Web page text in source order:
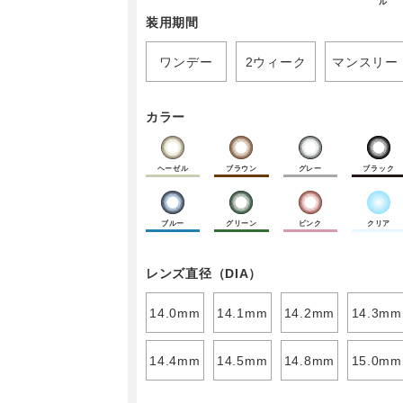
ル
装用期間
ワンデー 2ウィーク マンスリー
カラー
ヘーゼル ブラウン グレー ブラック
ブルー グリーン ピンク クリア
レンズ直径（DIA）
14.0mm 14.1mm 14.2mm 14.3mm
14.4mm 14.5mm 14.8mm 15.0mm